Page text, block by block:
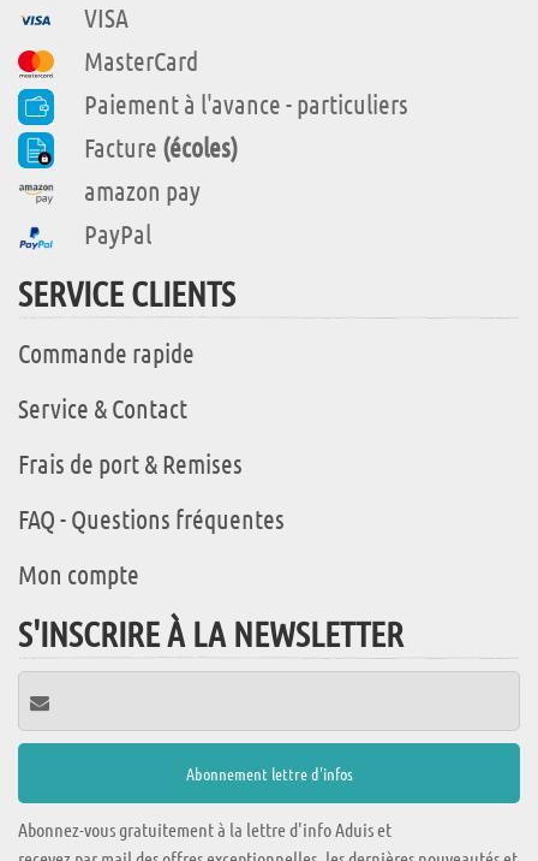
VISA
MasterCard
Paiement à l'avance - particuliers
Facture (écoles)
amazon pay
PayPal
SERVICE CLIENTS
Commande rapide
Service & Contact
Frais de port & Remises
FAQ - Questions fréquentes
Mon compte
S'INSCRIRE À LA NEWSLETTER
Abonnez-vous gratuitement à la lettre d'info Aduis et